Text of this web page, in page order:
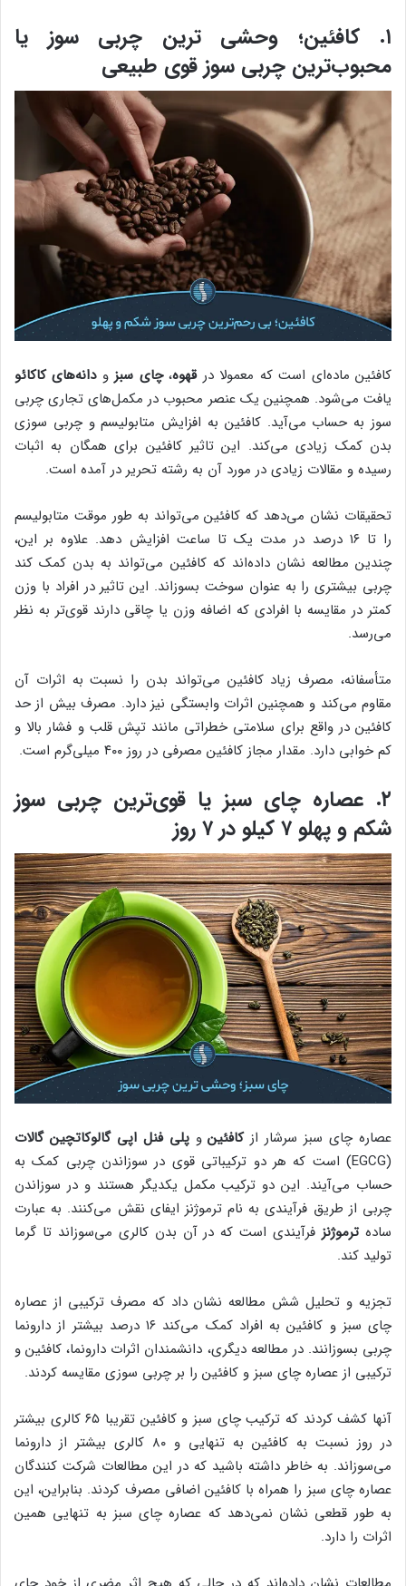
۱. کافئین؛ وحشی ترین چربی سوز یا
محبوب‌ترین چربی سوز قوی طبیعی
کافئین ماده‌ای است که معمولا درقهوه،چای سبز ودانه‌های کاکائو
یافت می‌شود. همچنین یک عنصر محبوب در مکمل‌های تجاری چربی
سوز به حساب می‌آید. کافئین به افزایش متابولیسم و چربی سوزی
بدن کمک زیادی می‌کند. این تاثیر کافئین برای همگان به اثبات
رسیده و مقالات زیادی در مورد آن به رشته تحریر در آمده است.
تحقیقات نشان می‌دهد که کافئین می‌تواند به طور موقت متابولیسم
را تا ۱۶ درصد در مدت یک تا ساعت افزایش دهد. علاوه بر این،
چندین مطالعه نشان داده‌اند که کافئین می‌تواند به بدن کمک کند
چربی بیشتری را به عنوان سوخت بسوزاند. این تاثیر در افراد با وزن
کمتر در مقایسه با افرادی که اضافه وزن یا چاقی دارند قوی‌تر به نظر
می‌رسد.
متأسفانه، مصرف زیاد کافئین می‌تواند بدن را نسبت به اثرات آن
مقاوم می‌کند و همچنین اثرات وابستگی نیز دارد. مصرف بیش از حد
کافئین در واقع برای سلامتی خطراتی مانند تپش قلب و فشار بالا و
کم خوابی دارد. مقدار مجاز کافئین مصرفی در روز ۴۰۰ میلی‌گرم است.
۲. عصاره چای سبز یا قوی‌ترین چربی سوز
شکم و پهلو ۷ کیلو در ۷ روز
عصاره چای سبز سرشار ازکافئینوپلی فنل اپی گالوکاتچین گالات
(EGCG) است که هر دو‌ ترکیباتی قوی در سوزاندن چربی کمک به
حساب می‌آیند. این دو ‌ترکیب مکمل یکدیگر هستند و در سوزاندن
چربی از طریق فرآیندی به نام ‌ترموژنز ایفای نقش می‌کنند. به عبارت
ساده ‌ ترموژنز فرآیندی است که در آن بدن کالری می‌سوزاند تا گرما
تولید کند.
تجزیه و تحلیل شش مطالعه نشان داد که مصرف ‌ترکیبی از عصاره
چای سبز و کافئین به افراد کمک می‌کند ۱۶ درصد بیشتر از دارونما
چربی بسوزانند. در مطالعه دیگری، دانشمندان اثرات دارونما، کافئین و
‌ترکیبی از عصاره چای سبز و کافئین را بر چربی سوزی مقایسه کردند.
آنها کشف کردند که ‌ترکیب چای سبز و کافئین تقریبا ۶۵ کالری بیشتر
در روز نسبت به کافئین به تنهایی و ۸۰ کالری بیشتر از دارونما
می‌سوزاند. به خاطر داشته باشید که در این مطالعات شرکت کنندگان
عصاره چای سبز را همراه با کافئین اضافی مصرف کردند. بنابراین، این
به طور قطعی نشان نمی‌دهد که عصاره چای سبز به تنهایی همین
اثرات را دارد.